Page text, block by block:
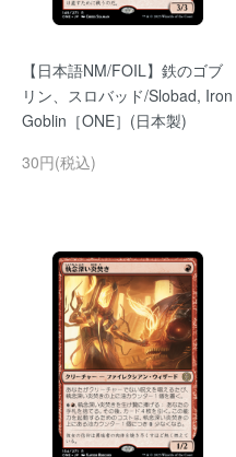
【日本語NM/FOIL】鉄のゴブ
リン、スロバッド/Slobad, Iron
Goblin［ONE］(日本製)
30円(税込)